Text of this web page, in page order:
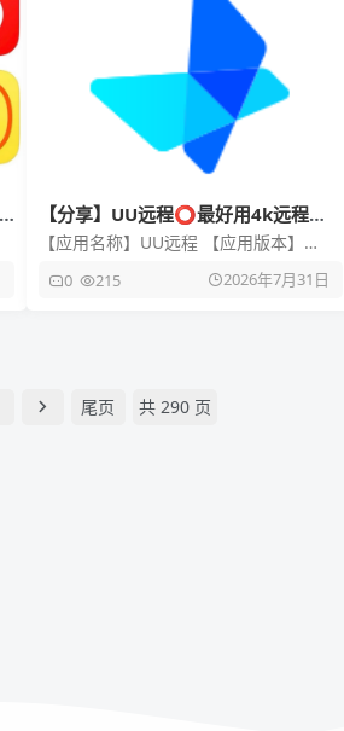
【分享】UU远程⭕最好用4k远程操
控软件
【应用名称】UU远程 【应用版本】
安卓 【应用简介】U
0 215 2026年7月31日
尾页 共 290 页